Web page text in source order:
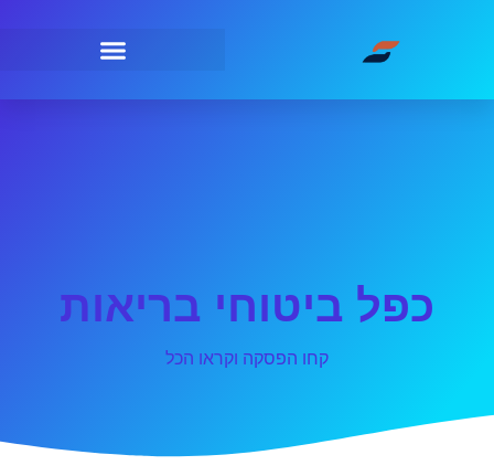
כפל ביטוחי בריאות
קחו הפסקה וקראו הכל